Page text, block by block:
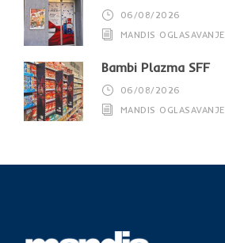
06/08/2026
MANDIS OGLASAVANJE
Bambi Plazma SFF
06/08/2026
MANDIS OGLASAVANJE